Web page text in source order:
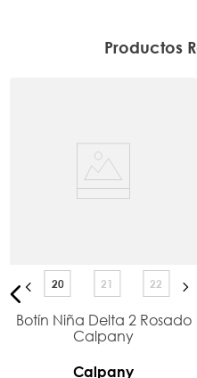
Productos
20 21 22
Botín Niña Delta 2 Rosado
Calpany
Calpany